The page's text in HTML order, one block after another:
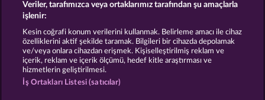
Şirket SSS Facebook
İptal talebini gönder
Veriler, tarafımızca veya ortaklarımız tarafından şu amaçlarla
işlenir:
Kesin coğrafi konum verilerini kullanmak. Belirleme amacı ile cihaz
özelliklerini aktif şekilde taramak. Bilgileri bir cihazda depolamak
ve/veya onlara cihazdan erişmek. Kişiselleştirilmiş reklam ve
içerik, reklam ve içerik ölçümü, hedef kitle araştırması ve
hizmetlerin geliştirilmesi.
İş Ortakları Listesi (satıcılar)